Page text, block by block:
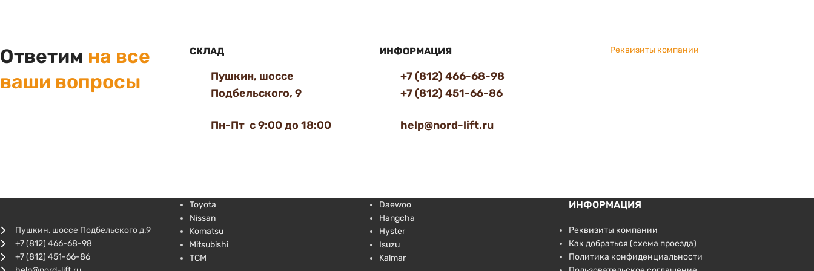
Ответим на все
ваши вопросы
СКЛАД
Пушкин, шоссе
Подбельского, 9
Пн-Пт с 9:00 до 18:00
ИНФОРМАЦИЯ
+7 (812) 466-68-98
+7 (812) 451-66-86
help@nord-lift.ru
Реквизиты компании
Пушкин, шоссе Подбельского д.9
+7 (812) 466-68-98
+7 (812) 451-66-86
Toyota
Nissan
Komatsu
Mitsubishi
TCM
Daewoo
Hangcha
Hyster
Isuzu
Kalmar
ИНФОРМАЦИЯ
Реквизиты компании
Как добраться (схема проезда)
Политика конфиденциальности